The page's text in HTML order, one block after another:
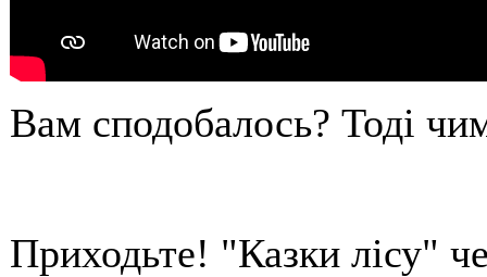
Вам сподобалось? Тоді
Приходьте! "Казки лісу"